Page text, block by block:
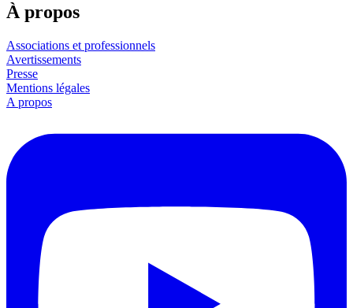
À propos
Associations et professionnels
Avertissements
Presse
Mentions légales
A propos